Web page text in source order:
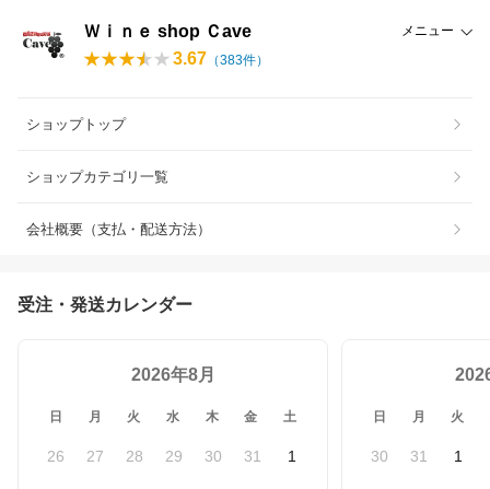
Ｗｉｎｅ shop Ｃave メニュー
3.67 （383件）
ショップトップ
ショップカテゴリ一覧
会社概要（支払・配送方法）
受注・発送カレンダー
2026年8月
日 月 火 水 木 金 土
26 27 28 29 30 31 1
日 月 火
30 31 1